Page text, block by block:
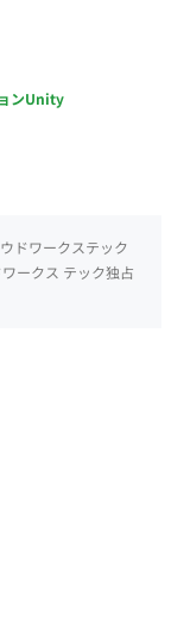
ンUnity
ドワークステック
ークス テック独占